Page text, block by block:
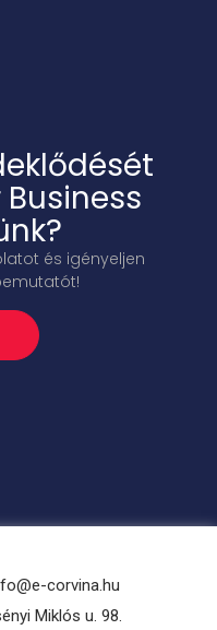
és igényeljen
corvina.hu
Miklós u. 98.